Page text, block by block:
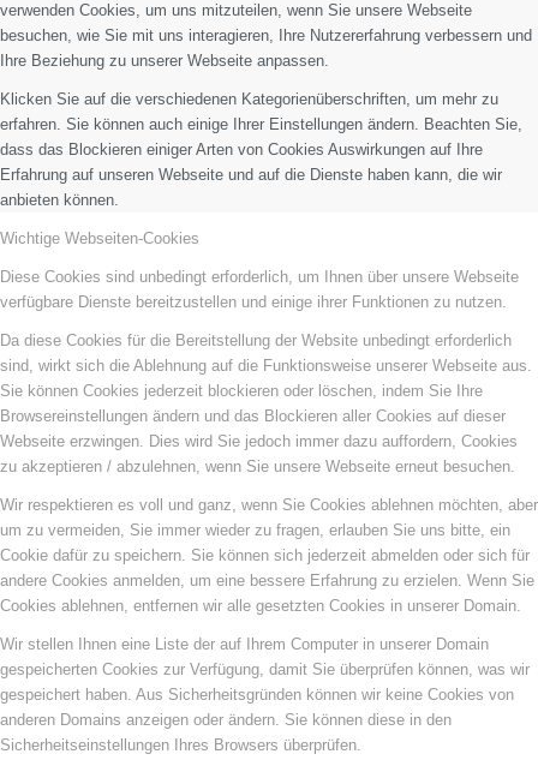
verwenden Cookies, um uns mitzuteilen, wenn Sie unsere Webseite
besuchen, wie Sie mit uns interagieren, Ihre Nutzererfahrung verbessern und
Ihre Beziehung zu unserer Webseite anpassen.
Klicken Sie auf die verschiedenen Kategorienüberschriften, um mehr zu
erfahren. Sie können auch einige Ihrer Einstellungen ändern. Beachten Sie,
dass das Blockieren einiger Arten von Cookies Auswirkungen auf Ihre
Erfahrung auf unseren Webseite und auf die Dienste haben kann, die wir
anbieten können.
Wichtige Webseiten-Cookies
Diese Cookies sind unbedingt erforderlich, um Ihnen über unsere Webseite
verfügbare Dienste bereitzustellen und einige ihrer Funktionen zu nutzen.
Da diese Cookies für die Bereitstellung der Website unbedingt erforderlich
sind, wirkt sich die Ablehnung auf die Funktionsweise unserer Webseite aus.
Sie können Cookies jederzeit blockieren oder löschen, indem Sie Ihre
Browsereinstellungen ändern und das Blockieren aller Cookies auf dieser
Webseite erzwingen. Dies wird Sie jedoch immer dazu auffordern, Cookies
zu akzeptieren / abzulehnen, wenn Sie unsere Webseite erneut besuchen.
Wir respektieren es voll und ganz, wenn Sie Cookies ablehnen möchten, aber
um zu vermeiden, Sie immer wieder zu fragen, erlauben Sie uns bitte, ein
Cookie dafür zu speichern. Sie können sich jederzeit abmelden oder sich für
andere Cookies anmelden, um eine bessere Erfahrung zu erzielen. Wenn Sie
Cookies ablehnen, entfernen wir alle gesetzten Cookies in unserer Domain.
Wir stellen Ihnen eine Liste der auf Ihrem Computer in unserer Domain
gespeicherten Cookies zur Verfügung, damit Sie überprüfen können, was wir
gespeichert haben. Aus Sicherheitsgründen können wir keine Cookies von
anderen Domains anzeigen oder ändern. Sie können diese in den
Sicherheitseinstellungen Ihres Browsers überprüfen.